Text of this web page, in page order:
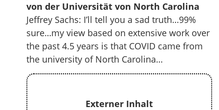
von der Universität von North Carolina
Jeffrey Sachs: I’ll tell you a sad truth…99%
sure…my view based on extensive work over
the past 4.5 years is that COVID came from
the university of North Carolina…
Externer Inhalt